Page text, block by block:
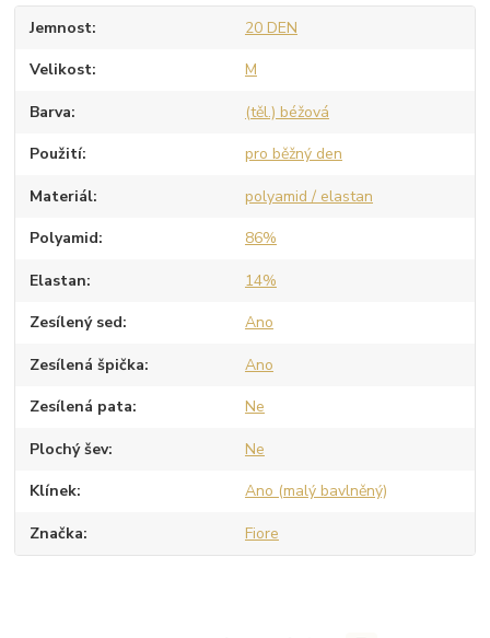
Jemnost 20 DEN
Velikost M
Barva (těl.) béžová
Použití pro běžný den
Materiál polyamid / elastan
Polyamid 86%
Elastan 14%
Zesílený sed Ano
Zesílená špička Ano
Zesílená pata Ne
Plochý šev Ne
Klínek Ano (malý bavlněný)
Značka Fiore